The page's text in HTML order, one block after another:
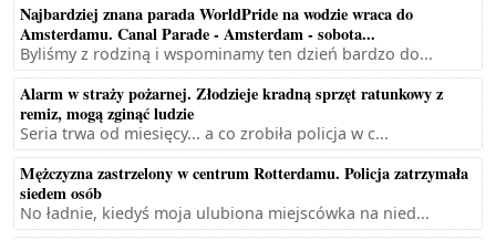
Najbardziej znana parada WorldPride na wodzie wraca do
Amsterdamu. Canal Parade - Amsterdam - sobota...
Byliśmy z rodziną i wspominamy ten dzień bardzo do...
Alarm w straży pożarnej. Złodzieje kradną sprzęt ratunkowy z
remiz, mogą zginąć ludzie
Seria trwa od miesięcy... a co zrobiła policja w c...
Mężczyzna zastrzelony w centrum Rotterdamu. Policja zatrzymała
siedem osób
No ładnie, kiedyś moja ulubiona miejscówka na nied...